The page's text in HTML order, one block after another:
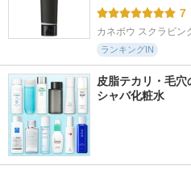
7
カネボウ スクラビン
ランキングIN
皮脂テカリ・毛
シャバ化粧水